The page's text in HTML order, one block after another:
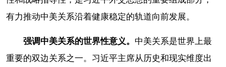
有力推动中美关系沿着健康稳定的轨道向前发展。
强调中美关系的世界性意义。 中美关系是世界上最
重要的双边关系之一。习近平主席从历史和现实维度出